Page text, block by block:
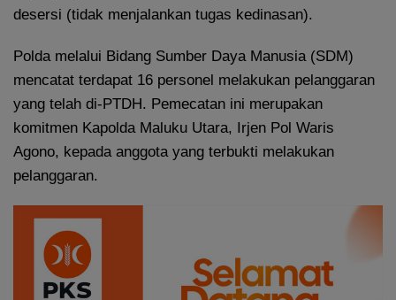
desersi (tidak menjalankan tugas kedinasan).
Polda melalui Bidang Sumber Daya Manusia (SDM)
mencatat terdapat 16 personel melakukan pelanggaran
yang telah di-PTDH. Pemecatan ini merupakan
komitmen Kapolda Maluku Utara, Irjen Pol Waris
Agono, kepada anggota yang terbukti melakukan
pelanggaran.